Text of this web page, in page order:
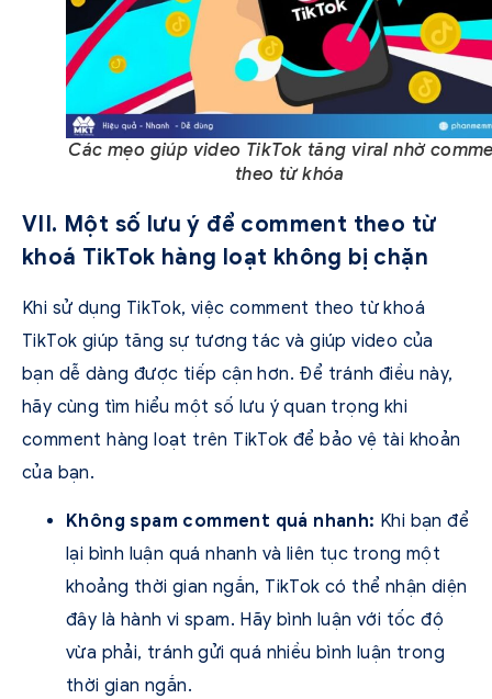
Các mẹo giúp video TikTok tăng viral nhờ
theo từ khóa
VII. Một số lưu ý để comment theo từ
khoá TikTok hàng loạt không bị chặn
Khi sử dụng TikTok, việc comment theo từ khoá
TikTok giúp tăng sự tương tác và giúp video của
bạn dễ dàng được tiếp cận hơn. Để tránh điều này,
hãy cùng tìm hiểu một số lưu ý quan trọng khi
comment hàng loạt trên TikTok để bảo vệ tài khoản
của bạn.
Không spam comment quá nhanh: Khi bạn để
lại bình luận quá nhanh và liên tục trong một
khoảng thời gian ngắn, TikTok có thể nhận diện
đây là hành vi spam. Hãy bình luận với tốc độ
vừa phải, tránh gửi quá nhiều bình luận trong
thời gian ngắn.